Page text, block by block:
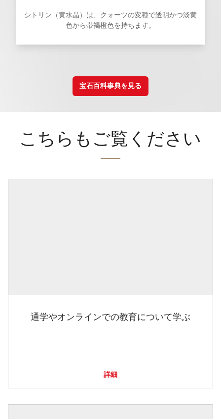
シトリン（黄水晶）は、クォーツの変種で透明かつ淡黄
色から帯褐橙色を持ちます。
宝石百科事典を見る
こちらもご覧ください
通学やオンラインでの教育について学ぶ
詳細